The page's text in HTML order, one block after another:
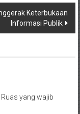
Keterbukaan
Informasi Publik
Ruas yang wajib